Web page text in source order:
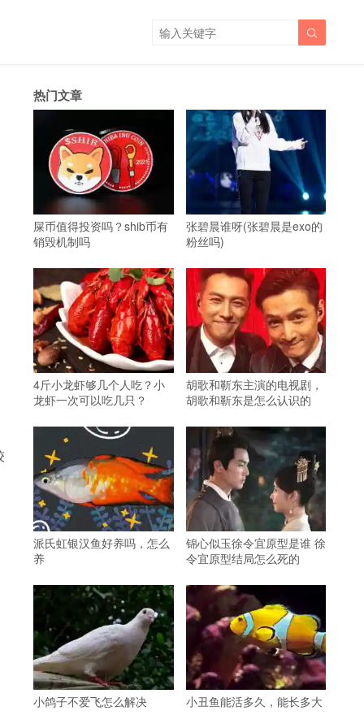

热门文章
屎币值得投资吗？shib币有
销毁机制吗
张碧晨谁呀(张碧晨是exo的
粉丝吗)
4斤小龙虾够几个人吃？小
龙虾一次可以吃几只？
胡歌和靳东主演的电视剧，
胡歌和靳东是怎么认识的
派氏虹银汉鱼好养吗，怎么
养
锦心似玉徐令宜原型是谁 徐
令宜原型结局怎么死的
小鸽子不爱飞怎么解决 小丑鱼能活多久，能长多大